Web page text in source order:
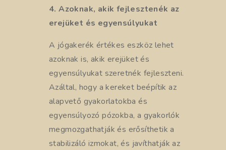
4. Azoknak, akik fejlesztenék az
erejüket és egyensúlyukat
A jógakerék értékes eszköz lehet
azoknak is, akik erejüket és
egyensúlyukat szeretnék fejleszteni.
Azáltal, hogy a kereket beépítik az
alapvető gyakorlatokba és
egyensúlyozó pózokba, a gyakorlók
megmozgathatják és erősíthetik a
stabilizáló izmokat, és javíthatják az